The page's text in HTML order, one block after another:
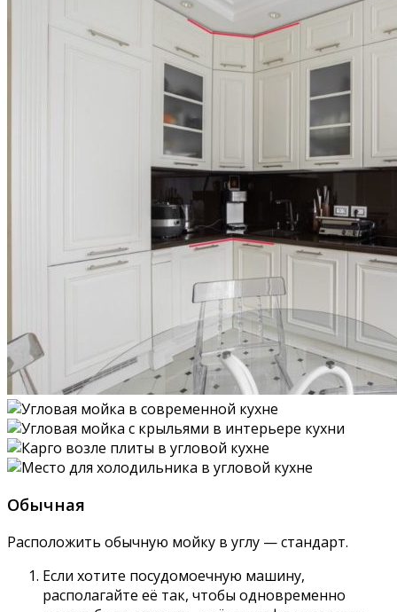
Обычная
Расположить обычную мойку в углу — стандарт.
Если хотите посудомоечную машину,
располагайте её так, чтобы одновременно